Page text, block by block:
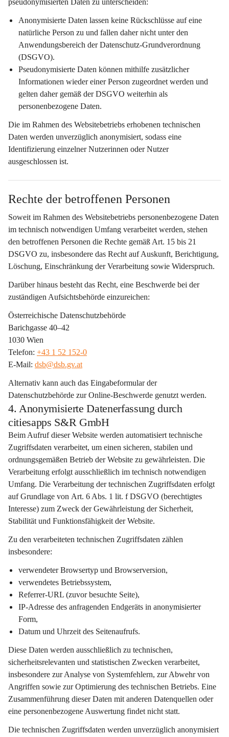
pseudonymisierten Daten zu unterscheiden:
Anonymisierte Daten lassen keine Rückschlüsse auf eine
natürliche Person zu und fallen daher nicht unter den
Anwendungsbereich der Datenschutz-Grundverordnung
(DSGVO).
Pseudonymisierte Daten können mithilfe zusätzlicher
Informationen wieder einer Person zugeordnet werden und
gelten daher gemäß der DSGVO weiterhin als
personenbezogene Daten.
Die im Rahmen des Websitebetriebs erhobenen technischen
Daten werden unverzüglich anonymisiert, sodass eine
Identifizierung einzelner Nutzerinnen oder Nutzer
ausgeschlossen ist.
Rechte der betroffenen Personen
Soweit im Rahmen des Websitebetriebs personenbezogene Daten
im technisch notwendigen Umfang verarbeitet werden, stehen
den betroffenen Personen die Rechte gemäß Art. 15 bis 21
DSGVO zu, insbesondere das Recht auf Auskunft, Berichtigung,
Löschung, Einschränkung der Verarbeitung sowie Widerspruch.
Darüber hinaus besteht das Recht, eine Beschwerde bei der
zuständigen Aufsichtsbehörde einzureichen:
Österreichische Datenschutzbehörde
Barichgasse 40–42
1030 Wien
Telefon: +43 1 52 152-0
E-Mail: dsb@dsb.gv.at
Alternativ kann auch das Eingabeformular der
Datenschutzbehörde zur Online-Beschwerde genutzt werden.
4. Anonymisierte Datenerfassung durch
citiesapps S&R GmbH
Beim Aufruf dieser Website werden automatisiert technische
Zugriffsdaten verarbeitet, um einen sicheren, stabilen und
ordnungsgemäßen Betrieb der Website zu gewährleisten. Die
Verarbeitung erfolgt ausschließlich im technisch notwendigen
Umfang. Die Verarbeitung der technischen Zugriffsdaten erfolgt
auf Grundlage von Art. 6 Abs. 1 lit. f DSGVO (berechtigtes
Interesse) zum Zweck der Gewährleistung der Sicherheit,
Stabilität und Funktionsfähigkeit der Website.
Zu den verarbeiteten technischen Zugriffsdaten zählen
insbesondere:
verwendeter Browsertyp und Browserversion,
verwendetes Betriebssystem,
Referrer-URL (zuvor besuchte Seite),
IP-Adresse des anfragenden Endgeräts in anonymisierter
Form,
Datum und Uhrzeit des Seitenaufrufs.
Diese Daten werden ausschließlich zu technischen,
sicherheitsrelevanten und statistischen Zwecken verarbeitet,
insbesondere zur Analyse von Systemfehlern, zur Abwehr von
Angriffen sowie zur Optimierung des technischen Betriebs. Eine
Zusammenführung dieser Daten mit anderen Datenquellen oder
eine personenbezogene Auswertung findet nicht statt.
Die technischen Zugriffsdaten werden unverzüglich anonymisiert